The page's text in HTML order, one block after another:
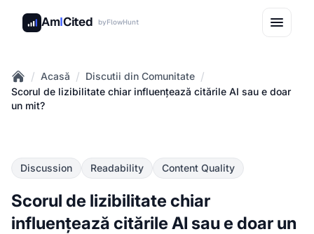
AmICited byFlowHunt
Home
/ Acasă / Discutii din Comunitate /
Scorul de lizibilitate chiar influențează citările AI sau e doar
un mit?
Discussion Readability Content Quality
Scorul de lizibilitate chiar
influențează citările AI sau e doar un